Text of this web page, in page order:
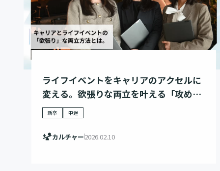
ライフイベントをキャリアのアクセルに
変える。欲張りな両立を叶える「攻め」
の選択。
新卒 中途
カルチャー2026.02.10